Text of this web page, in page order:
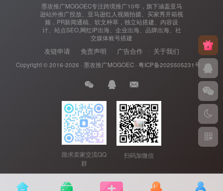
墨攻推广MOGOEC专注跨境推广10年，旗下涵盖亚马
逊站外推广投放、亚马逊红人视频拍摄、买家秀开箱视
频，PR新闻通稿、软文种草，独立站搭建、内容设
计、站点SEO,网红IP出海、企业出海、品牌出海、社
交媒体账号搭建
友链申请 免责声明 广告合作 关于我们
Copyright © 2016-2026 · 墨攻推广MOGOEC· 粤ICP备2025505231号-1.
跪求卖家交流QQ
群
扫码加微信